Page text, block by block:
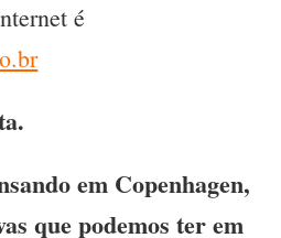
é
em Copenhagen,
que podemos ter em